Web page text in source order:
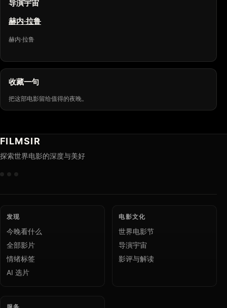
导演宇宙
赫内·拉鲁
赫内·拉鲁
收藏一句
把这部电影留给值得的夜晚。
FILMSIR
探索世界电影的深度与美好
发现
今晚看什么
全部影片
情绪标签
AI 选片
电影文化
世界电影节
导演宇宙
影评与解读